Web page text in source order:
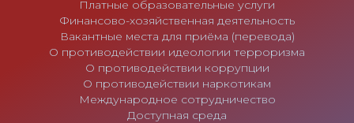
Платные образовательные услуги
Финансово-хозяйственная деятельность
Вакантные места для приёма (перевода)
О противодействии идеологии терроризма
О противодействии коррупции
О противодействии наркотикам
Международное сотрудничество
Доступная среда